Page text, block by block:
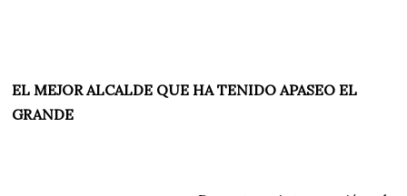
EL MEJOR ALCALDE QUE HA TENIDO APASEO EL
GRANDE